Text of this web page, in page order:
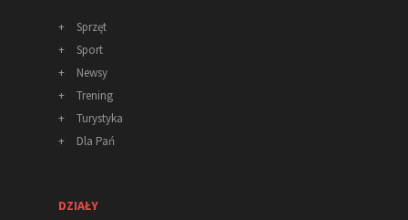
+
Sprzęt
+
Sport
+
Newsy
+
Trening
+
Turystyka
+
Dla Pań
DZIAŁY